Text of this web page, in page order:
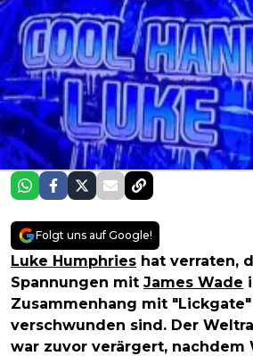
Folgt uns auf Google!
Luke Humphries hat verraten,
Spannungen mit James Wade
Zusammenhang mit
verschwunden sind. Der
war zuvor verärgert, nachdem